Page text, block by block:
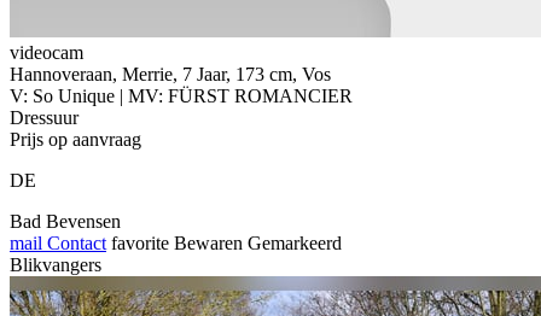
videocam
Hannoveraan, Merrie, 7 Jaar, 173 cm, Vos
V: So Unique | MV: FÜRST ROMANCIER
Dressuur
Prijs op aanvraag
DE
Bad Bevensen
mail Contact favorite Bewaren Gemarkeerd
Blikvangers